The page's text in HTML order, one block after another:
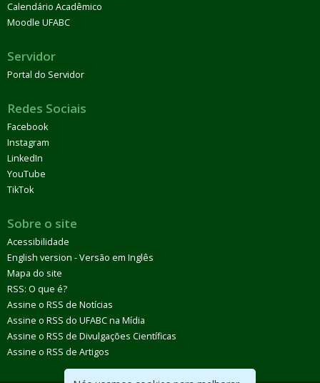
Calendário Acadêmico
Moodle UFABC
Servidor
Portal do Servidor
Redes Sociais
Facebook
Instagram
LinkedIn
YouTube
TikTok
Sobre o site
Acessibilidade
English version - Versão em Inglês
Mapa do site
RSS: O que é?
Assine o RSS de Notícias
Assine o RSS do UFABC na Mídia
Assine o RSS de Divulgações Científicas
Assine o RSS de Artigos